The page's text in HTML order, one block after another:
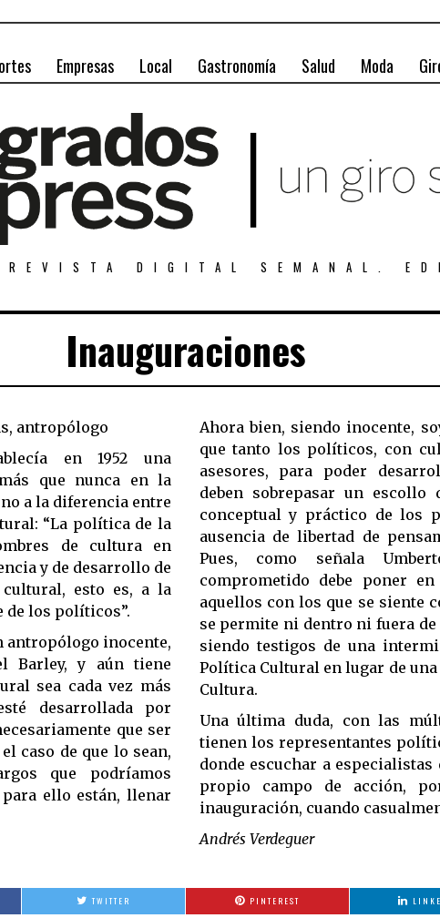
Empresas Local Gastronomía Salud Moda
REVISTA DIGITAL SEMANAL.
Inauguraciones
antropólogo
en 1952 una
que nunca en la
a la diferencia entre
“La política de la
de cultura en
y de desarrollo de
esto es, a la
los políticos”.
antropólogo inocente,
Barley, y aún tiene
sea cada vez más
desarrollada por
que ser
caso de que lo sean,
que podríamos
ello están, llenar
Ahora bien, siendo inocente,
que tanto los políticos, con
asesores, para poder
deben sobrepasar un
conceptual y práctico de los
ausencia de libertad de
Pues, como señala
comprometido debe poner
aquellos con los que se siente
se permite ni dentro ni fuera de
siendo testigos de una
Política Cultural en lugar de
Cultura.
Una última duda, con las
tienen los representantes
donde escuchar a especialistas
propio campo de acción,
inauguración, cuando
Andrés Verdeguer
TWITTER PINTEREST